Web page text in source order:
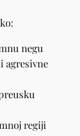
negu
agresivne
regiji